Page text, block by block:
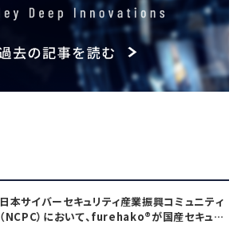
日本サイバーセキュリティ産業振興コミュニティ
（NCPC）において、furehako®が国産セキュリ